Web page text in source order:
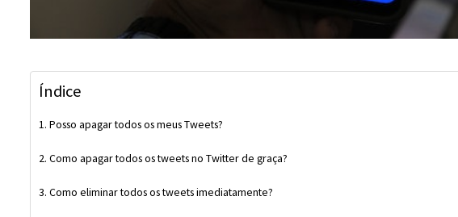
Índice
Posso apagar todos os meus Tweets?
Como apagar todos os tweets no Twitter de graça?
Como eliminar todos os tweets imediatamente?